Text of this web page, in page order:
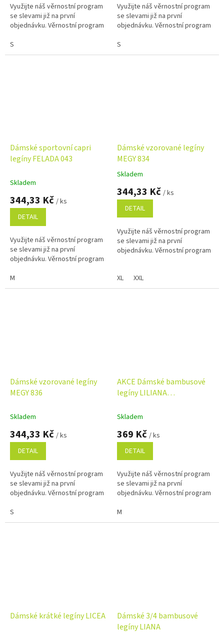
Využijte náš věrnostní program
se slevami již na první
objednávku. Věrnostní program
S
Využijte náš věrnostní program
se slevami již na první
objednávku. Věrnostní program
S
Dámské sportovní capri
legíny FELADA 043
Skladem
344,33 Kč / ks
DETAIL
Využijte náš věrnostní program
se slevami již na první
objednávku. Věrnostní program
M
Dámské vzorované legíny
MEGY 834
Průměrné
produktu
5,0
5
hvězdiček.
Skladem
344,33 Kč / ks
DETAIL
Využijte náš věrnostní program
se slevami již na první
objednávku. Věrnostní program
XL XXL
Dámské vzorované legíny
MEGY 836
Skladem
344,33 Kč / ks
DETAIL
Využijte náš věrnostní program
se slevami již na první
objednávku. Věrnostní program
S
AKCE Dámské bambusové
legíny LILIANA
prodloužené
Skladem
369 Kč / ks
DETAIL
Využijte náš věrnostní program
se slevami již na první
objednávku. Věrnostní program
M
Dámské krátké legíny LICEA
Dámské 3/4 bambusové
legíny LIANA